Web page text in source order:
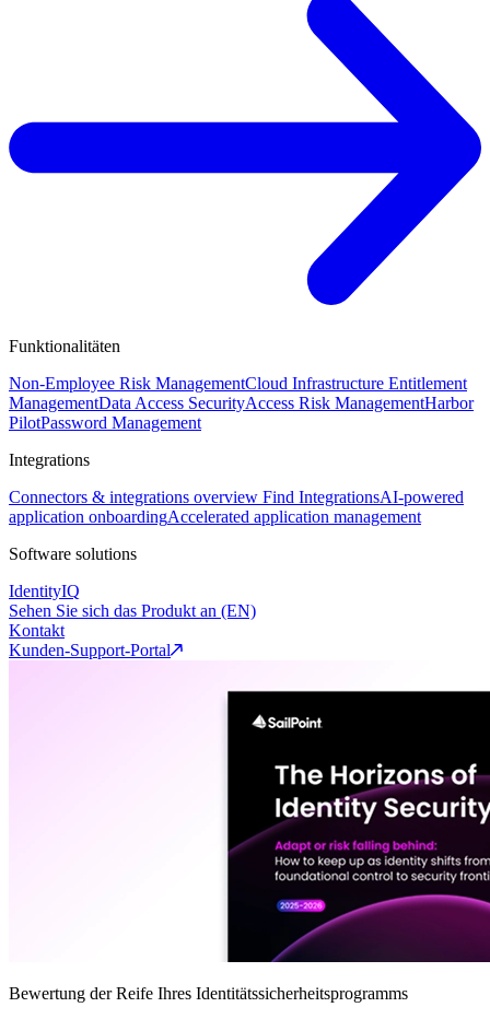
Funktionalitäten
Non-Employee Risk ManagementCloud Infrastructure Entitlement
ManagementData Access SecurityAccess Risk ManagementHarbor
PilotPassword Management
Integrations
Connectors & integrations overview Find IntegrationsAI-powered
application onboardingAccelerated application management
Software solutions
IdentityIQ
Sehen Sie sich das Produkt an (EN)
Kontakt
Kunden-Support-Portal
Bewertung der Reife Ihres Identitätssicherheitsprogramms